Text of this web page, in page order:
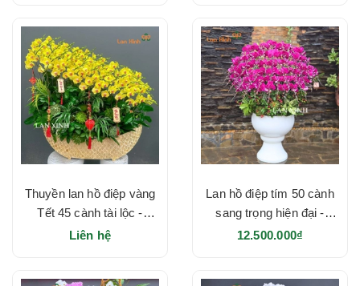
Thuyền lan hồ điệp vàng
Tết 45 cành tài lộc -
HD635
Liên hệ
Lan hồ điệp tím 50 cành
sang trọng hiện đại -
HD634
12.500.000₫